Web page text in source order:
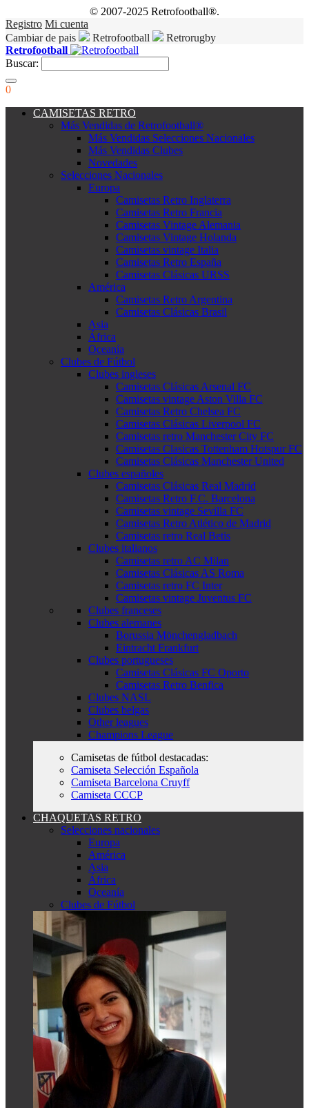
© 2007-2025 Retrofootball®.
Registro Mi cuenta
Cambiar de pais
Retrofootball
Retrorugby
Retrofootball
Buscar:
0
CAMISETAS RETRO
Más Vendidas de Retrofootball®
Más Vendidas Selecciones Nacionales
Más Vendidas Clubes
Novedades
Selecciones Nacionales
Europa
Camisetas Retro Inglaterra
Camisetas Retro Francia
Camisetas Vintage Alemania
Camisetas Vintage Holanda
Camisetas vintage Italia
Camisetas Retro España
Camisetas Clásicas URSS
América
Camisetas Retro Argentina
Camisetas Clásicas Brasil
Asia
África
Oceanía
Clubes de Fútbol
Clubes ingleses
Camisetas Clásicas Arsenal FC
Camisetas vintage Aston Villa FC
Camisetas Retro Chelsea FC
Camisetas Clásicas Liverpool FC
Camisetas retro Manchester City FC
Camisetas Clasicas Tottenham Hotspur FC
Camisetas Clásicas Manchester United
Clubes españoles
Camisetas Clásicas Real Madrid
Camisetas Retro F.C. Barcelona
Camisetas vintage Sevilla FC
Camisetas Retro Atlético de Madrid
Camisetas retro Real Betis
Clubes italianos
Camisetas retro AC Milan
Camisetas Clásicas AS Roma
Camisetas retro FC Inter
Camisetas vintage Juventus FC
Clubes franceses
Clubes alemanes
Borussia Mönchengladbach
Eintracht Frankfurt
Clubes portugueses
Camisetas Clásicas FC Oporto
Camisetas Retro Benfica
Clubes NASL
Clubes belgas
Other leagues
Champions League
Camisetas de fútbol destacadas:
Camiseta Selección Española
Camiseta Barcelona Cruyff
Camiseta CCCP
CHAQUETAS RETRO
Selecciones nacionales
Europa
América
Asia
África
Oceanía
Clubes de Fútbol